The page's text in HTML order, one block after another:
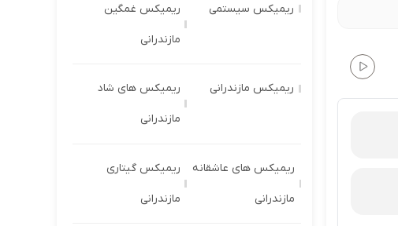
ریمیکس سیستمی ریمیکس غمگین
مازندرانی
ریمیکس مازندرانی ریمیکس های شاد
مازندرانی
ریمیکس های عاشقانه
مازندرانی
ریمیکس گیتاری
مازندرانی